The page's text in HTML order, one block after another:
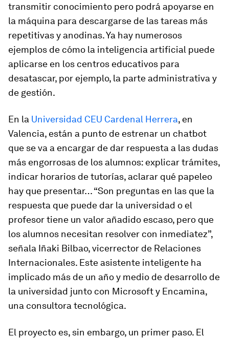
transmitir conocimiento pero podrá apoyarse en
la máquina para descargarse de las tareas más
repetitivas y anodinas. Ya hay numerosos
ejemplos de cómo la inteligencia artificial puede
aplicarse en los centros educativos para
desatascar, por ejemplo, la parte administrativa y
de gestión.
En la Universidad CEU Cardenal Herrera, en
Valencia, están a punto de estrenar un chatbot
que se va a encargar de dar respuesta a las dudas
más engorrosas de los alumnos: explicar trámites,
indicar horarios de tutorías, aclarar qué papeleo
hay que presentar… “Son preguntas en las que la
respuesta que puede dar la universidad o el
profesor tiene un valor añadido escaso, pero que
los alumnos necesitan resolver con inmediatez”,
señala Iñaki Bilbao, vicerrector de Relaciones
Internacionales. Este asistente inteligente ha
implicado más de un año y medio de desarrollo de
la universidad junto con Microsoft y Encamina,
una consultora tecnológica.
El proyecto es, sin embargo, un primer paso. El